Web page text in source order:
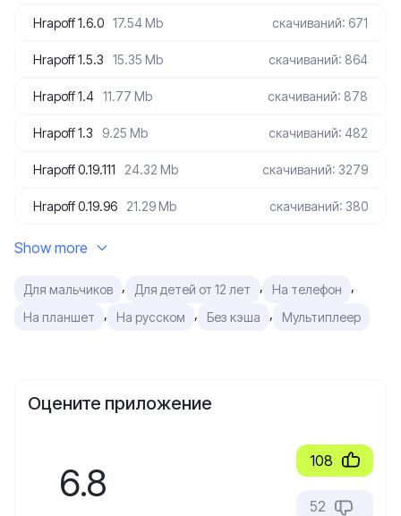
Hrapoff 1.6.0 17.54 Mb скачиваний: 671
Hrapoff 1.5.3 15.35 Mb скачиваний: 864
Hrapoff 1.4 11.77 Mb скачиваний: 878
Hrapoff 1.3 9.25 Mb скачиваний: 482
Hrapoff 0.19.111 24.32 Mb скачиваний: 3279
Hrapoff 0.19.96 21.29 Mb скачиваний: 380
Show more
Для мальчиков , Для детей от 12 лет , На телефон ,
На планшет , На русском , Без кэша , Мультиплеер
Оцените приложение
6.8 108
52